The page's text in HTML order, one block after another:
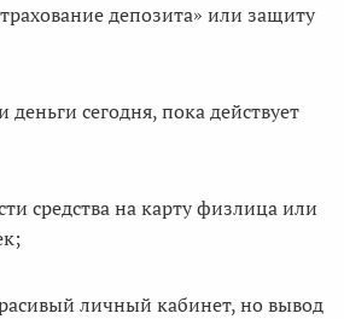
депозита» или защиту
деньги сегодня, пока действует
средства на карту физлица или
личный кабинет, но вывод